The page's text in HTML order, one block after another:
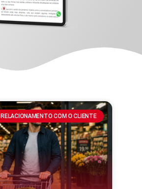
RELACIONAMENTO COM O CLIENTE